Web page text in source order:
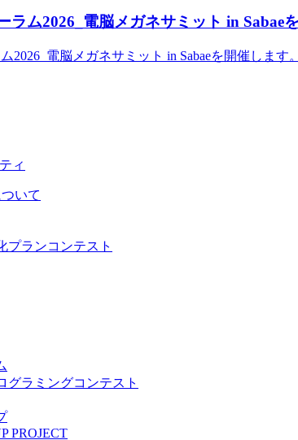
ラム2026_電脳メガネサミット in Sabae
2026_電脳メガネサミット in Sabaeを開催します。
いて
プランコンテスト
グラミングコンテスト
PROJECT